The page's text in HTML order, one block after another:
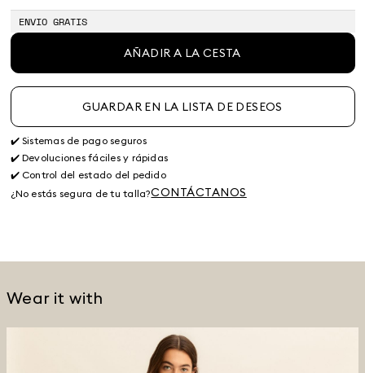
ENVIO GRATIS
AÑADIR A LA CESTA
GUARDAR EN LA LISTA DE DESEOS
✔️ Sistemas de pago seguros
✔️ Devoluciones fáciles y rápidas
✔️ Control del estado del pedido
¿No estás segura de tu talla?CONTÁCTANOS
Wear it with